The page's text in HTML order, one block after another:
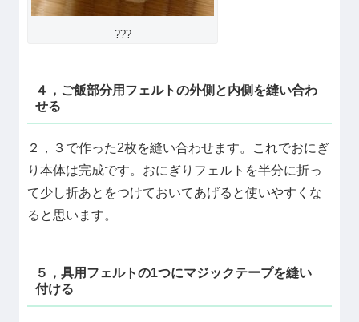
???
４，ご飯部分用フェルトの外側と内側を縫い合わ
せる
２，３で作った2枚を縫い合わせます。これでおにぎ
り本体は完成です。おにぎりフェルトを半分に折っ
て少し折あとをつけておいてあげると使いやすくな
ると思います。
５，具用フェルトの1つにマジックテープを縫い
付ける